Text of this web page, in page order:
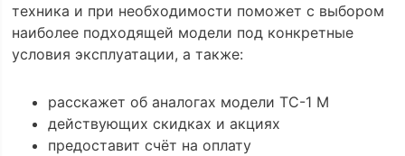
техника и при необходимости поможет с выбором
наиболее подходящей модели под конкретные
условия эксплуатации, а также:
расскажет об аналогах модели ТС-1 М
действующих скидках и акциях
предоставит счёт на оплату